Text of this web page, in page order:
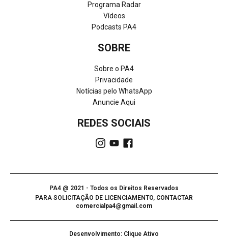
Programa Radar
Vídeos
Podcasts PA4
SOBRE
Sobre o PA4
Privacidade
Notícias pelo WhatsApp
Anuncie Aqui
REDES SOCIAIS
PA4 @ 2021 - Todos os Direitos Reservados
PARA SOLICITAÇÃO DE LICENCIAMENTO, CONTACTAR
comercialpa4@gmail.com
Desenvolvimento: Clique Ativo